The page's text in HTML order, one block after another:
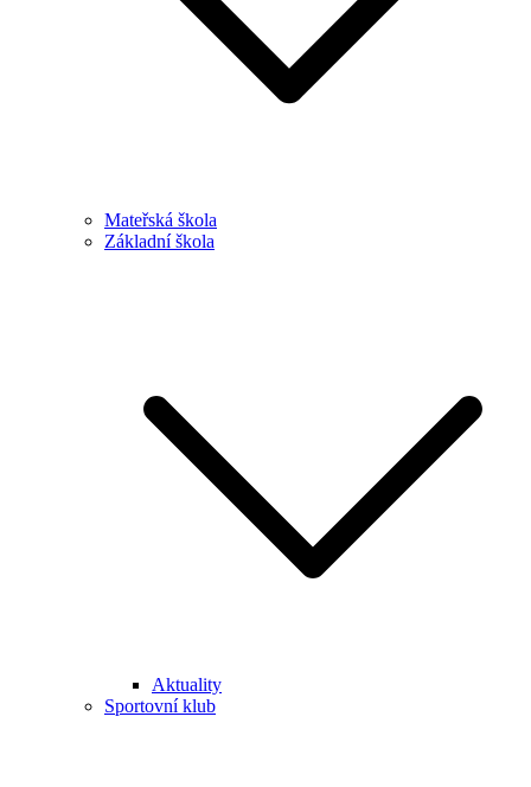
Mateřská škola
Základní škola
Aktuality
Sportovní klub